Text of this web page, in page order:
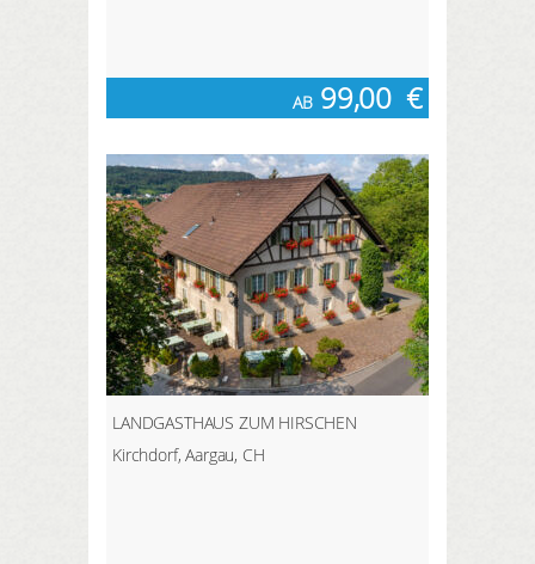
AB 99,00 €
LANDGASTHAUS ZUM HIRSCHEN
Kirchdorf, Aargau, CH